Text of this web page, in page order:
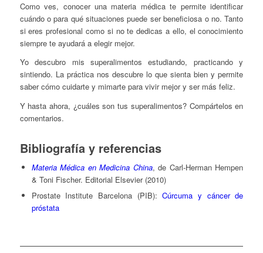
Como ves, conocer una materia médica te permite identificar
cuándo o para qué situaciones puede ser beneficiosa o no. Tanto
si eres profesional como si no te dedicas a ello, el conocimiento
siempre te ayudará a elegir mejor.
Yo descubro mis superalimentos estudiando, practicando y
sintiendo. La práctica nos descubre lo que sienta bien y permite
saber cómo cuidarte y mimarte para vivir mejor y ser más feliz.
Y hasta ahora, ¿cuáles son tus superalimentos? Compártelos en
comentarios.
Bibliografía y referencias
Materia Médica en Medicina China, de Carl-Herman Hempen
& Toni Fischer. Editorial Elsevier (2010)
Prostate Institute Barcelona (PIB):Cúrcuma y cáncer de
próstata